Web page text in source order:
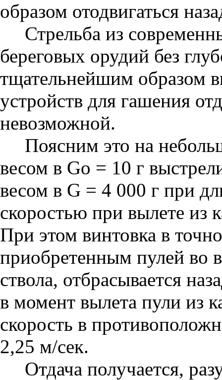
образом отодвигаться
Стрельба из
береговых орудий без
тщательнейшим образом
устройств для гашения
невозможной.
Поясним это на
весом в Go = 10 г
весом в G = 4 000 г при
скоростью при вылете из
При этом винтовка в
приобретенным пулей во
ствола, отбрасывается
в момент вылета пули из
скорость в
2,25 м/сек.
Отдача получается,